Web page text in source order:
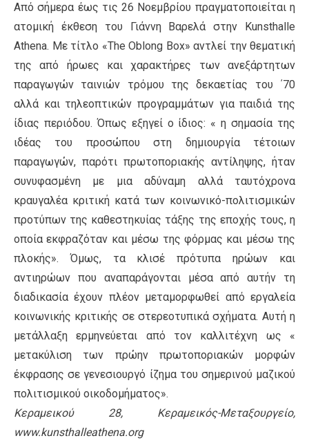
Από σήμερα έως τις 26 Νοεμβρίου πραγματοποιείται η
ατομική έκθεση του Γιάννη Βαρελά στην Kunsthalle
Athena. Με τίτλο «The Oblong Box» αντλεί την θεματική
της από ήρωες και χαρακτήρες των ανεξάρτητων
παραγωγών ταινιών τρόμου της δεκαετίας του ΄70
αλλά και τηλεοπτικών προγραμμάτων για παιδιά της
ίδιας περιόδου. Όπως εξηγεί ο ίδιος: « η σημασία της
ιδέας του προσώπου στη δημιουργία τέτοιων
παραγωγών, παρότι πρωτοποριακής αντίληψης, ήταν
συνυφασμένη με μια αδύναμη αλλά ταυτόχρονα
κραυγαλέα κριτική κατά των κοινωνικό-πολιτισμικών
προτύπων της καθεστηκυίας τάξης της εποχής τους, η
οποία εκφραζόταν και μέσω της φόρμας και μέσω της
πλοκής». Όμως, τα κλισέ πρότυπα ηρώων και
αντιηρώων που αναπαράγονται μέσα από αυτήν τη
διαδικασία έχουν πλέον μεταμορφωθεί από εργαλεία
κοινωνικής κριτικής σε στερεοτυπικά σχήματα. Αυτή η
μετάλλαξη ερμηνεύεται από τον καλλιτέχνη ως «
μετακύλιση των πρώην πρωτοποριακών μορφών
έκφρασης σε γενεσιουργό ίζημα του σημερινού μαζικού
πολιτισμικού οικοδομήματος».
Κεραμεικού 28, Κεραμεικός-Μεταξουργείο,
www.kunsthalleathena.org